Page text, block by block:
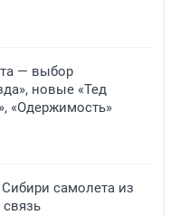
— выбор
новые «Тед
«Одержимость»
самолета из